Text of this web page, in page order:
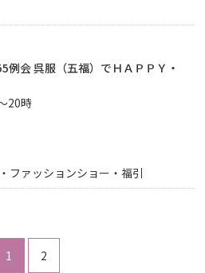
会 呉服（五福）でＨＡＰＰＹ・
20時
ファッションショー・福引
1 2